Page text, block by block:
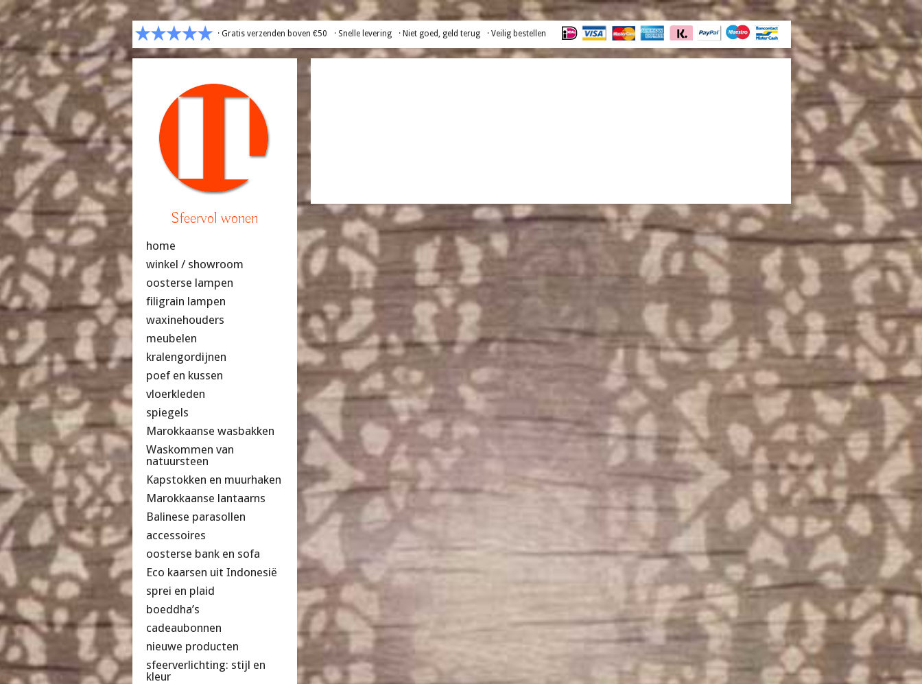
· Gratis verzenden boven €50 · Snelle levering · Niet goed, geld terug · Veilig bestellen
Sfeervol wonen
home
winkel / showroom
oosterse lampen
filigrain lampen
waxinehouders
meubelen
kralengordijnen
poef en kussen
vloerkleden
spiegels
Marokkaanse wasbakken
Waskommen van
natuursteen
Kapstokken en muurhaken
Marokkaanse lantaarns
Balinese parasollen
accessoires
oosterse bank en sofa
Eco kaarsen uit Indonesië
sprei en plaid
boeddha’s
cadeaubonnen
nieuwe producten
sfeerverlichting: stijl en
kleur